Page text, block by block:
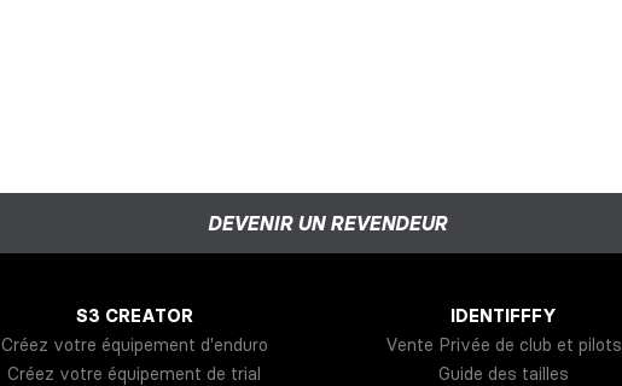
DEVENIR UN REVENDEUR
S3 CREATOR
Créez votre équipement d'enduro
Créez votre équipement de trial
IDENTIFFFY
Vente Privée de club et pilots
Guide des tailles